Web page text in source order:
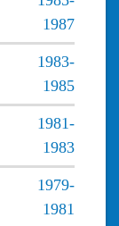
1987
1983-
1985
1981-
1983
1979-
1981